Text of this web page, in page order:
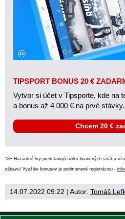
TIPSPORT BONUS 20 €
Vytvor si účet v Tipsporte, kde na
a bonus až 4 000 € na prvé stávky.
Chcem 20 €
18+ Hazardné hry predstavujú riziko finančných strát a
zábavu! Využitie bonusov je podmienené registráciou -
14.07.2022 09:22 | Autor: Tomáš